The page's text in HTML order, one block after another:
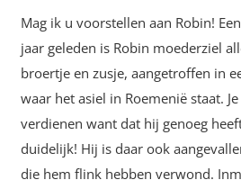
Mag ik u voorstellen aan Robin!
jaar geleden is Robin moederziel
broertje en zusje, aangetroffen in
waar het asiel in Roemenië staat.
verdienen want dat hij genoeg
duidelijk! Hij is daar ook
die hem flink hebben verwond.